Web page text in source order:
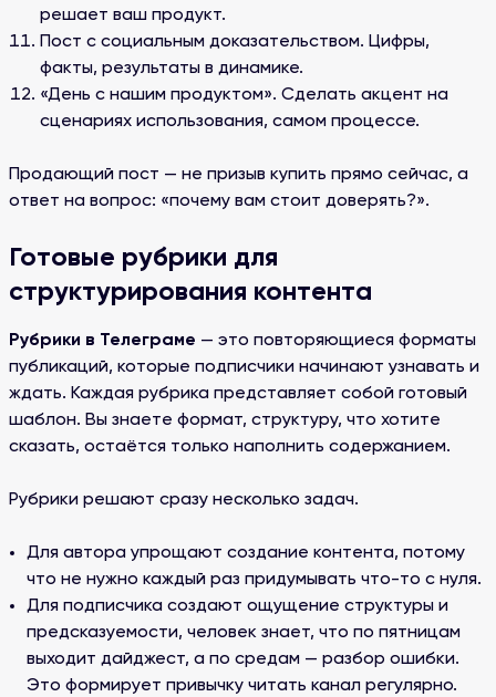
решает ваш продукт.
Пост с социальным доказательством. Цифры,
факты, результаты в динамике.
«День с нашим продуктом». Сделать акцент на
сценариях использования, самом процессе.
Продающий пост — не призыв купить прямо сейчас, а
ответ на вопрос: «почему вам стоит доверять?».
Готовые рубрики для
структурирования контента
Рубрики в Телеграме — это повторяющиеся форматы
публикаций, которые подписчики начинают узнавать и
ждать. Каждая рубрика представляет собой готовый
шаблон. Вы знаете формат, структуру, что хотите
сказать, остаётся только наполнить содержанием.
Рубрики решают сразу несколько задач.
Для автора упрощают создание контента, потому
что не нужно каждый раз придумывать что-то с нуля.
Для подписчика создают ощущение структуры и
предсказуемости, человек знает, что по пятницам
выходит дайджест, а по средам — разбор ошибки.
Это формирует привычку читать канал регулярно.